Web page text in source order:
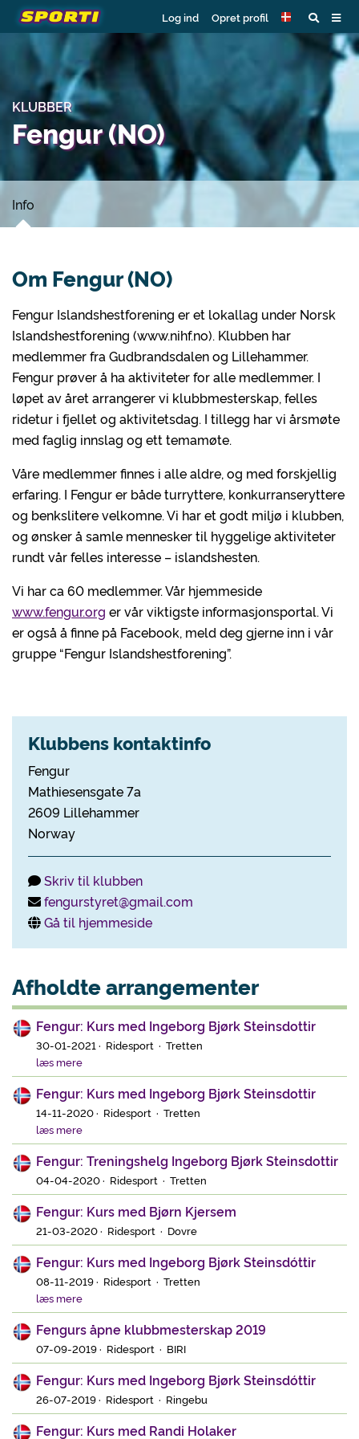
Log ind Opret profil
KLUBBER
Fengur (NO)
Info
Om Fengur (NO)
Fengur Islandshestforening er et lokallag under Norsk
Islandshestforening (www.nihf.no). Klubben har
medlemmer fra Gudbrandsdalen og Lillehammer.
Fengur prøver å ha aktiviteter for alle medlemmer. I
løpet av året arrangerer vi klubbmesterskap, felles
ridetur i fjellet og aktivitetsdag. I tillegg har vi årsmøte
med faglig innslag og ett temamøte.
Våre medlemmer finnes i alle aldre, og med forskjellig
erfaring. I Fengur er både turryttere, konkurranseryttere
og benkslitere velkomne. Vi har et godt miljø i klubben,
og ønsker å samle mennesker til hyggelige aktiviteter
rundt vår felles interesse – islandshesten.
Vi har ca 60 medlemmer. Vår hjemmeside
www.fengur.org er vår viktigste informasjonsportal. Vi
er også å finne på Facebook, meld deg gjerne inn i vår
gruppe “Fengur Islandshestforening”.
Klubbens kontaktinfo
Fengur
Mathiesensgate 7a
2609 Lillehammer
Norway
Skriv til klubben
fengurstyret@gmail.com
Gå til hjemmeside
Afholdte arrangementer
Fengur: Kurs med Ingeborg Bjørk Steinsdottir
30-01-2021 · Ridesport · Tretten
læs mere
Fengur: Kurs med Ingeborg Bjørk Steinsdottir
14-11-2020 · Ridesport · Tretten
læs mere
Fengur: Treningshelg Ingeborg Bjørk Steinsdottir
04-04-2020 · Ridesport · Tretten
Fengur: Kurs med Bjørn Kjersem
21-03-2020 · Ridesport · Dovre
Fengur: Kurs med Ingeborg Bjørk Steinsdóttir
08-11-2019 · Ridesport · Tretten
læs mere
Fengurs åpne klubbmesterskap 2019
07-09-2019 · Ridesport · BIRI
Fengur: Kurs med Ingeborg Bjørk Steinsdóttir
26-07-2019 · Ridesport · Ringebu
Fengur: Kurs med Randi Holaker